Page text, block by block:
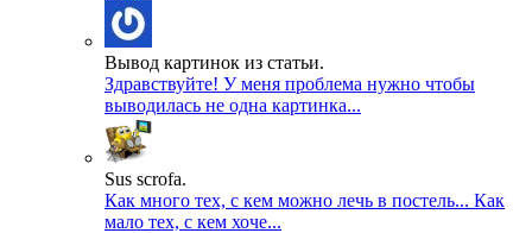
Вывод картинок из статьи.
Здравствуйте! У меня проблема нужно чтобы
выводилась не одна картинка...
Sus scrofa.
Как много тех, с кем можно лечь в постель... Как
мало тех, с кем хоче...